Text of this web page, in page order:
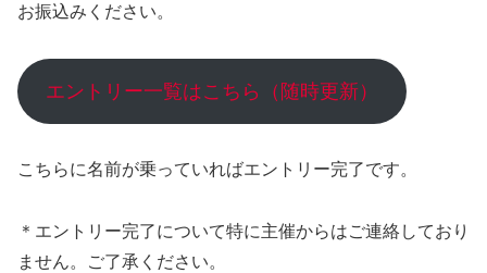
お振込みください。
エントリー一覧はこちら（随時更新）
こちらに名前が乗っていればエントリー完了です。
＊エントリー完了について特に主催からはご連絡しており
ません。ご了承ください。